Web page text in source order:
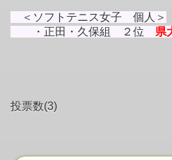
＜ソフトテニス女子 個人＞
・正田・久保組 ２位 県
投票数(3)